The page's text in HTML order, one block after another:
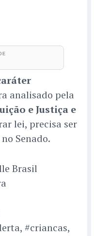
analisado pela
e Justiça e
lei, precisa ser
Senado.
Brasil
#criancas,